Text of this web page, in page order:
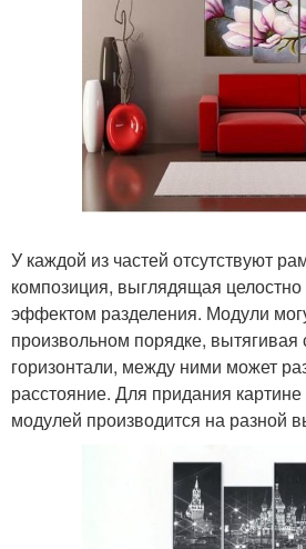
У каждой из частей отсутствуют
композиция, выглядящая
эффектом разделения. Модули
произвольном порядке,
горизонтали, между ними может
расстояние. Для придания
модулей производится на разной